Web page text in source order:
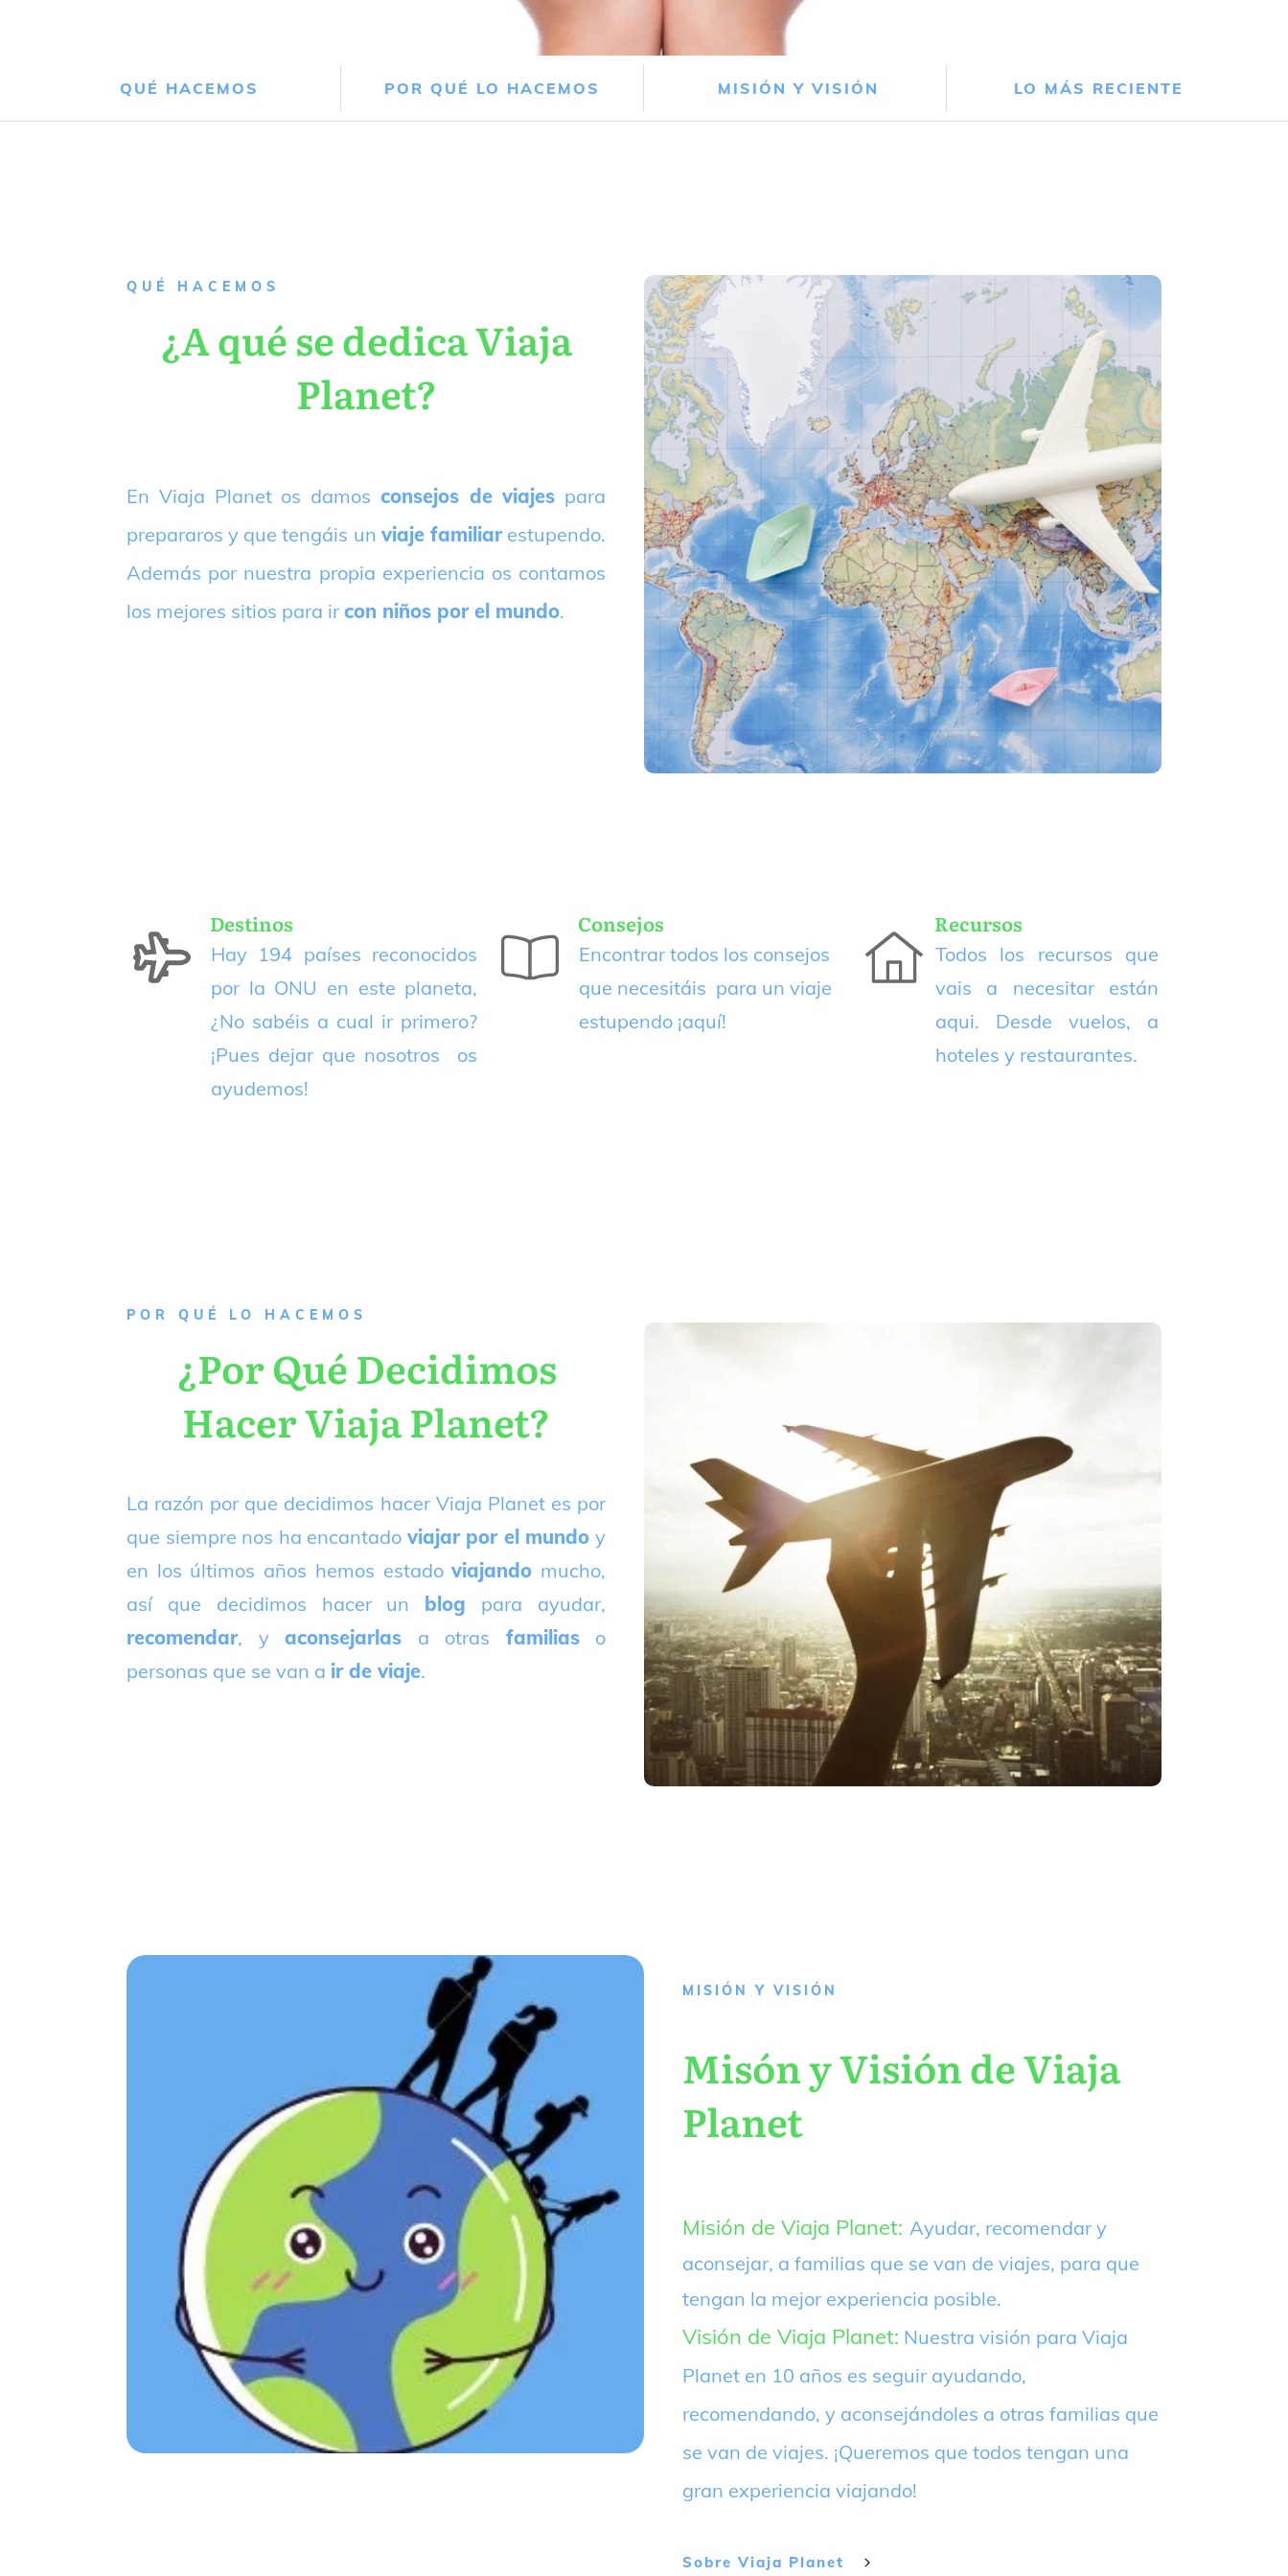
QUÉ HACEMOS POR QUÉ LO HACEMOS MISIÓN Y VISIÓN LO MÁS RECIENTE
QUÉ HACEMOS
¿A qué se dedica Viaja
Planet?
En Viaja Planet os damos consejos de viajes para
prepararos y que tengáis un viaje familiarestupendo.
Además por nuestra propia experiencia os contamos
los mejores sitios para ir con niños por el mundo.
Destinos
Hay 194 países reconocidos
por la ONU en este planeta,
¿No sabéis a cual ir primero?
¡Pues dejar que nosotros os
ayudemos!
Consejos
Encontrar todos los consejos
que necesitáis para un viaje
estupendo ¡aquí!
Recursos
Todos los recursos que
vais a necesitar están
aqui. Desde vuelos, a
hoteles y restaurantes.
P OR QUÉ LO HACEMOS
¿Por Qué Decidimos
Hacer Viaja Planet?
La razón por que decidimos hacer Viaja Planet es por
que siempre nos ha encantado viajar por el mundo y
en los últimos años hemos estadoviajando mucho,
así que decidimos hacer un blog para ayudar,
recomendar, y aconsejarlas a otras familiaso
personas que se van a ir de viaje.
MISIÓN Y VISIÓN
Misón y Visión de Viaja
Planet
Misión de Viaja Planet: Ayudar, recomendar y
aconsejar, a familias que se van de viajes, para que
tengan la mejor experiencia posible.
Visión de Viaja Planet: Nuestra visión para Viaja
Planet en 10 años es seguir ayudando,
recomendando, y aconsejándoles a otras familias que
se van de viajes. ¡Queremos que todos tengan una
gran experiencia viajando!
Sobre Viaja Planet